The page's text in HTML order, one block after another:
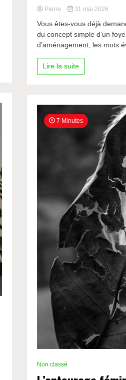
Pierre 31 mai 2026
Vous êtes-vous déjà
du concept simple d’un
d’aménagement, les mots
Lire la suite
7 Minutes
Non classé